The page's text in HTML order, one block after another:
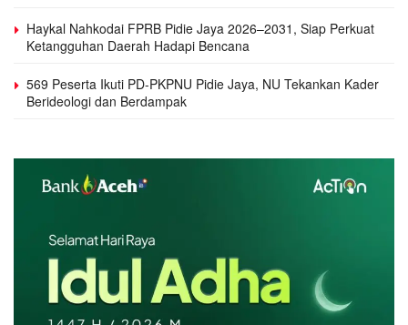
Haykal Nahkodai FPRB Pidie Jaya 2026–2031, Siap Perkuat
Ketangguhan Daerah Hadapi Bencana
569 Peserta Ikuti PD-PKPNU Pidie Jaya, NU Tekankan Kader
Berideologi dan Berdampak